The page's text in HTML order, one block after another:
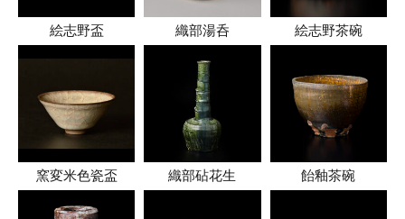
絵志野盃 織部湯呑 絵志野茶碗
窯変米色瓷盃 織部砧花生 飴釉茶碗